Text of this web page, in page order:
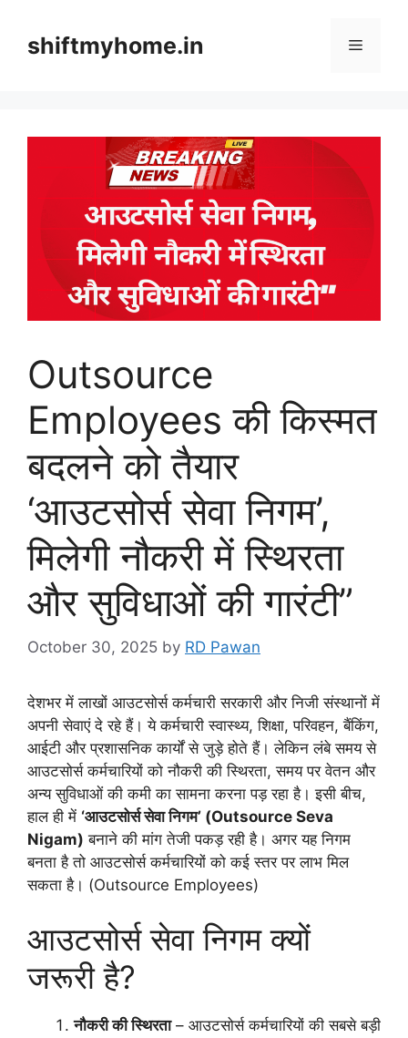
contentshiftmyhome.in Menu
Outsource
Employees की किस्मत
बदलने को तैयार
‘आउटसोर्स सेवा निगम’,
मिलेगी नौकरी में स्थिरता
और सुविधाओं की गारंटी”
October 30, 2025 by RD Pawan
देशभर में लाखों आउटसोर्स कर्मचारी सरकारी और निजी संस्थानों में
अपनी सेवाएं दे रहे हैं। ये कर्मचारी स्वास्थ्य, शिक्षा, परिवहन, बैंकिंग,
आईटी और प्रशासनिक कार्यों से जुड़े होते हैं। लेकिन लंबे समय से
आउटसोर्स कर्मचारियों को नौकरी की स्थिरता, समय पर वेतन और
अन्य सुविधाओं की कमी का सामना करना पड़ रहा है। इसी बीच,
हाल ही में ‘आउटसोर्स सेवा निगम’ (Outsource Seva
Nigam) बनाने की मांग तेजी पकड़ रही है। अगर यह निगम
बनता है तो आउटसोर्स कर्मचारियों को कई स्तर पर लाभ मिल
सकता है। (Outsource Employees)
आउटसोर्स सेवा निगम क्यों
जरूरी है?
नौकरी की स्थिरता– आउटसोर्स कर्मचारियों की सबसे बड़ी